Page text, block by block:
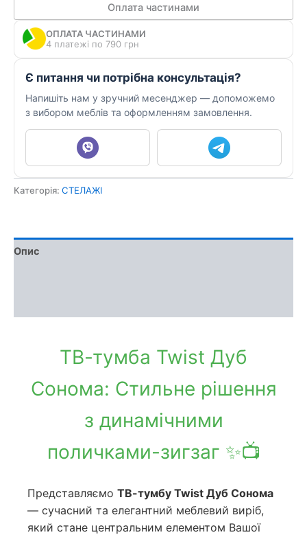
Оплата частинами
ОПЛАТА ЧАСТИНАМИ
4 платежі по 790 грн
Є питання чи потрібна консультація?
Напишіть нам у зручний месенджер — допоможемо
з вибором меблів та оформленням замовлення.
Категорія: СТЕЛАЖІ
Опис
ТВ-тумба Twist Дуб
Сонома: Стильне рішення
з динамічними
поличками-зигзаг ✨📺
Представляємо ТВ-тумбу Twist Дуб Сонома
— сучасний та елегантний меблевий виріб,
який стане центральним елементом Вашої